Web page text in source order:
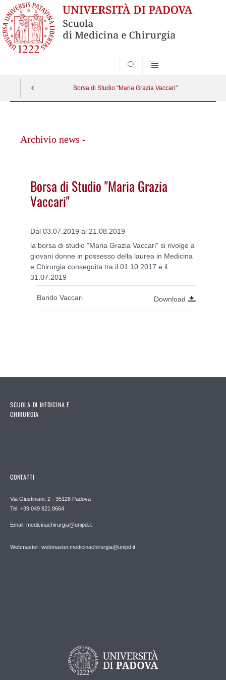
Borsa di Studio "Maria Grazia Vaccari"
contenutoArchivio news -
Borsa di Studio "Maria Grazia
Vaccari"
Dal 03.07.2019 al 21.08.2019
la borsa di studio "Maria Grazia Vaccari" si rivolge a
giovani donne in possesso della laurea in Medicina
e Chirurgia conseguita tra il 01.10.2017 e il
31.07.2019
Bando Vaccari Download
SCUOLA DI MEDICINA E
CHIRURGIA
CONTATTI
Via Giustiniani, 2 - 35128 Padova
Tel. +39 049 821 8664
Email: medicinachirurgia@unipd.it
Webmaster: webmaster.medicinachirurgia@unipd.it